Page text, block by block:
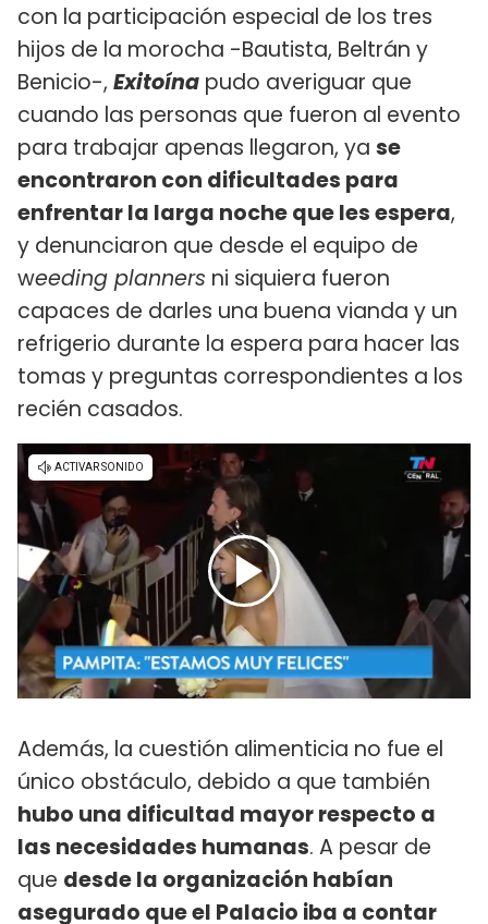
con la participación especial de los tres
hijos de la morocha -Bautista, Beltrán y
Benicio-, Exitoína pudo averiguar que
cuando las personas que fueron al evento
para trabajar apenas llegaron, ya se
encontraron con dificultades para
enfrentar la larga noche que les espera,
y denunciaron que desde el equipo de
weeding planners ni siquiera fueron
capaces de darles una buena vianda y un
refrigerio durante la espera para hacer las
tomas y preguntas correspondientes a los
recién casados.
Además, la cuestión alimenticia no fue el
único obstáculo, debido a que también
hubo una dificultad mayor respecto a
las necesidades humanas. A pesar de
que desde la organización habían
asegurado que el Palacio iba a contar